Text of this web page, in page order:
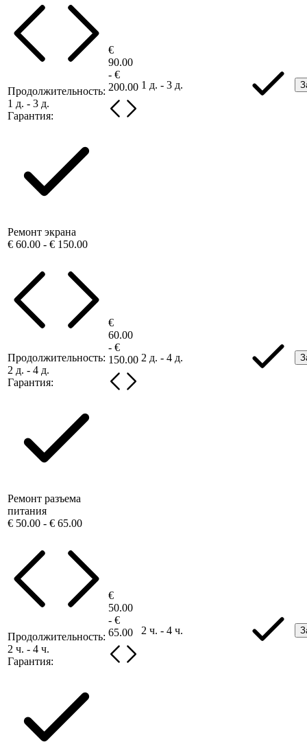
Продолжительность:
1 д. - 3 д.
Гарантия:
€
90.00
- €
200.00 1 д. - 3 д.
Ремонт экрана
€ 60.00 - € 150.00
Продолжительность:
2 д. - 4 д.
Гарантия:
€
60.00
- €
150.00 2 д. - 4 д.
Ремонт разъема
питания
€ 50.00 - € 65.00
Продолжительность:
2 ч. - 4 ч.
Гарантия:
€
50.00
- €
65.00
2 ч. - 4 ч.